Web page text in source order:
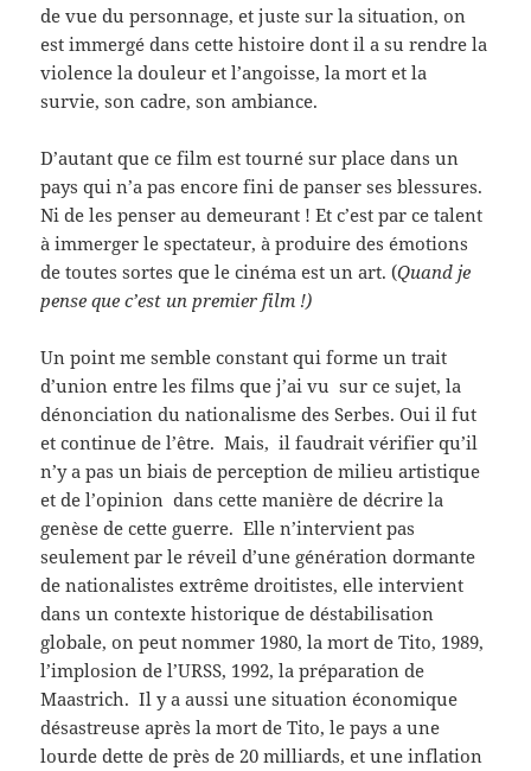
de vue du personnage, et juste sur la situation, on
est immergé dans cette histoire dont il a su rendre la
violence la douleur et l’angoisse, la mort et la
survie, son cadre, son ambiance.
D’autant que ce film est tourné sur place dans un
pays qui n’a pas encore fini de panser ses blessures.
Ni de les penser au demeurant ! Et c’est par ce talent
à immerger le spectateur, à produire des émotions
de toutes sortes que le cinéma est un art. (Quand je
pense que c’est un premier film !)
Un point me semble constant qui forme un trait
d’union entre les films que j’ai vu sur ce sujet, la
dénonciation du nationalisme des Serbes. Oui il fut
et continue de l’être. Mais, il faudrait vérifier qu’il
n’y a pas un biais de perception de milieu artistique
et de l’opinion dans cette manière de décrire la
genèse de cette guerre. Elle n’intervient pas
seulement par le réveil d’une génération dormante
de nationalistes extrême droitistes, elle intervient
dans un contexte historique de déstabilisation
globale, on peut nommer 1980, la mort de Tito, 1989,
l’implosion de l’URSS, 1992, la préparation de
Maastrich. Il y a aussi une situation économique
désastreuse après la mort de Tito, le pays a une
lourde dette de près de 20 milliards, et une inflation